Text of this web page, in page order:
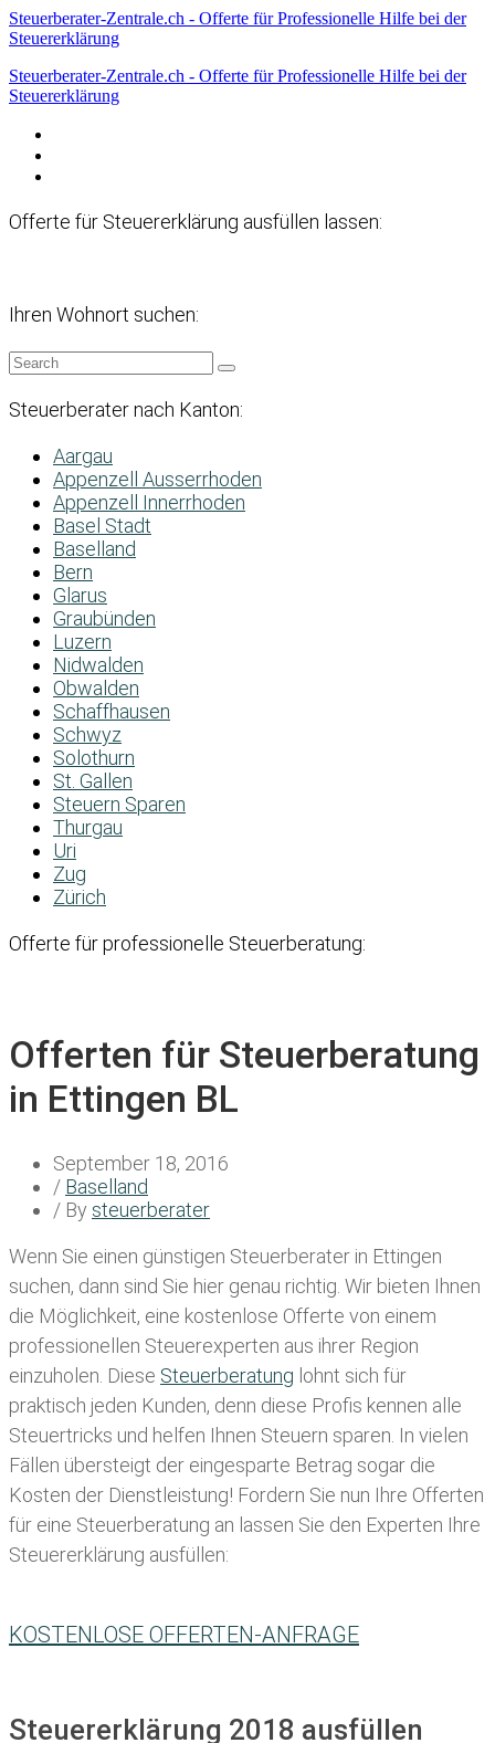
Steuerberater-Zentrale.ch - Offerte für Professionelle Hilfe bei der
Steuererklärung
Steuerberater-Zentrale.ch - Offerte für Professionelle Hilfe bei der
Steuererklärung
Offerte für Steuererklärung ausfüllen lassen:
Ihren Wohnort suchen:
Steuerberater nach Kanton:
Aargau
Appenzell Ausserrhoden
Appenzell Innerrhoden
Basel Stadt
Baselland
Bern
Glarus
Graubünden
Luzern
Nidwalden
Obwalden
Schaffhausen
Schwyz
Solothurn
St. Gallen
Steuern Sparen
Thurgau
Uri
Zug
Zürich
Offerte für professionelle Steuerberatung:
Offerten für Steuerberatung
in Ettingen BL
September 18, 2016
/ Baselland
/ By steuerberater
Wenn Sie einen günstigen Steuerberater in Ettingen
suchen, dann sind Sie hier genau richtig. Wir bieten Ihnen
die Möglichkeit, eine kostenlose Offerte von einem
professionellen Steuerexperten aus ihrer Region
einzuholen. Diese Steuerberatung lohnt sich für
praktisch jeden Kunden, denn diese Profis kennen alle
Steuertricks und helfen Ihnen Steuern sparen. In vielen
Fällen übersteigt der eingesparte Betrag sogar die
Kosten der Dienstleistung! Fordern Sie nun Ihre Offerten
für eine Steuerberatung an lassen Sie den Experten Ihre
Steuererklärung ausfüllen:
KOSTENLOSE OFFERTEN-ANFRAGE
Steuererklärung 2018 ausfüllen